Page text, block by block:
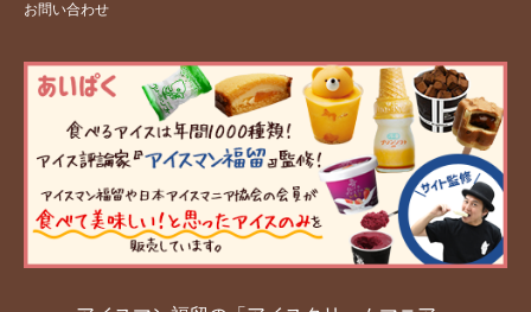
お問い合わせ